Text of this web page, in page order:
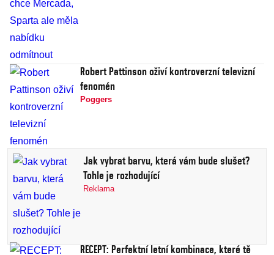
Robert Pattinson oživí kontroverzní televizní
fenomén
Poggers
Jak vybrat barvu, která vám bude slušet?
Tohle je rozhodující
Reklama
RECEPT: Perfektní letní kombinace, které tě